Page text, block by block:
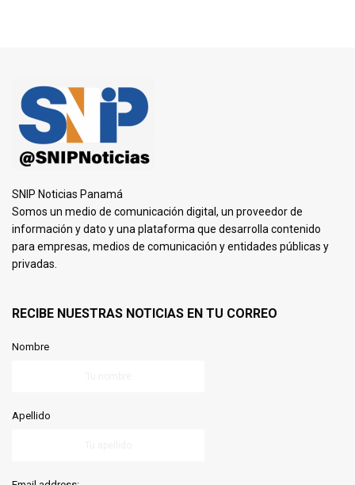
SNIP Noticias Panamá
Somos un medio de comunicación digital, un proveedor de
información y dato y una plataforma que desarrolla contenido
para empresas, medios de comunicación y entidades públicas y
privadas.
RECIBE NUESTRAS NOTICIAS EN TU CORREO
Nombre
Apellido